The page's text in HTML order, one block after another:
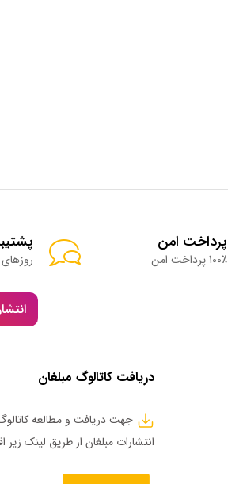
پرداخت امن
100٪ پرداخت امن
دریافت کاتالوگ مبلغان
جهت دریافت و مطالعه
انتشارات مبلغان از طریق لینک زیر